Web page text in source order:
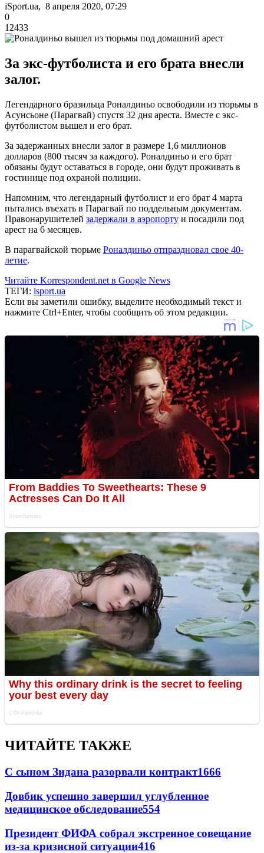
iSport.ua, 8 апреля 2020, 07:29
0
12433
За экс-футболиста и его брата внесли
залог.
Легендарного бразильца Роналдиньо освободили из тюрьмы в
Асунсьоне (Парагвай) спустя 32 дня ареста. Вместе с экс-
футболистом вышел и его брат.
За задержанных внесли залог в размере 1,6 миллионов
долларов (800 тысяч за каждого). Роналдиньо и его брат
обязаны будут оставаться в городе, они будут проживать в
гостинице под охраной полиции.
Напомним, что легендарный футболист и его брат 4 марта
пытались въехать в Парагвай по поддельным документам.
Правонарушителей задержали в аэропорту и посадили под
арест на 6 месяцев.
В парагвайской тюрьме Роналдиньо отпраздновал свое 40-
летие.
Читайте Korrespondent.net в Google News
ТЕГИ: isport.ua
Если вы заметили ошибку, выделите необходимый текст и
нажмите Ctrl+Enter, чтобы сообщить об этом редакции.
ЧИТАЙТЕ ТАКЖЕ
С сыном Зидана разорвали контракт1666
Довбик успешно завершил углубленное
медицинское обследование554
Президент ФИФА собрал экстренное совещание
из-за кризисной ситуации416